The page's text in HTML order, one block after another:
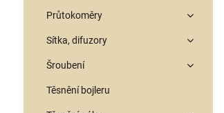
Průtokoměry
Sítka, difuzory
Šroubení
Těsnění bojleru